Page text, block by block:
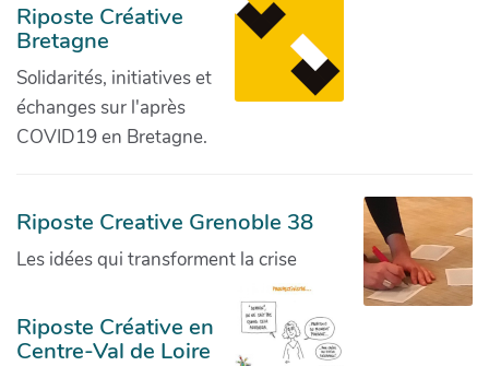
Riposte Créative
Bretagne
Solidarités, initiatives et
échanges sur l'après
COVID19 en Bretagne.
Riposte Creative Grenoble 38
Les idées qui transforment la crise
Riposte Créative en
Centre-Val de Loire